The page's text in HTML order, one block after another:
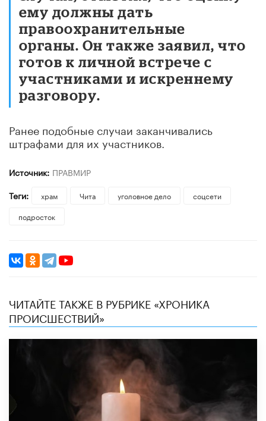
ему должны дать
правоохранительные
органы. Он также заявил, что
готов к личной встрече с
участниками и искреннему
разговору.
Ранее подобные случаи заканчивались
штрафами для их участников.
Источник: ПРАВМИР
Теги:
храм Чита уголовное дело
соцсети
подросток
ЧИТАЙТЕ ТАКЖЕ В РУБРИКЕ «ХРОНИКА
ПРОИСШЕСТВИЙ»